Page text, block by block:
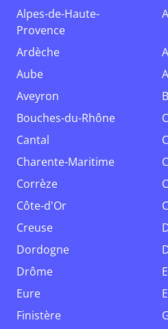
Alpes-de-Haute-
Provence
Ardèche
Aube
Aveyron
Bouches-du-Rhône
Cantal
Charente-Maritime
Corrèze
Côte-d'Or
Creuse
Dordogne
Drôme
Eure
Finistère